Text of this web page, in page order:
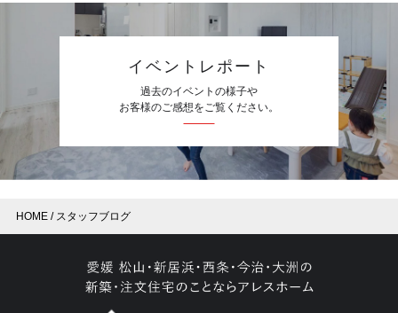
HOME スタッフブログ
イベントレポート
過去のイベントの様子や
お客様のご感想をご覧ください。